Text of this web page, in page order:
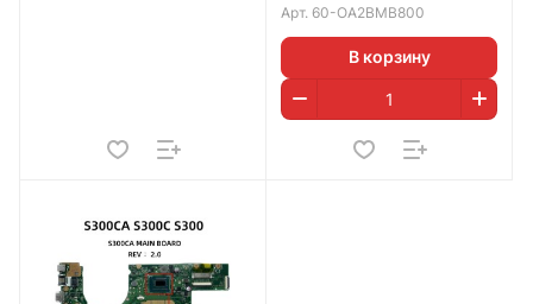
Арт. 60-OA2BMB800
В корзину